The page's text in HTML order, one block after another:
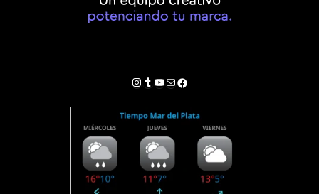
Instagram
Tumblr
YouTube
Correo electrónico
Facebook